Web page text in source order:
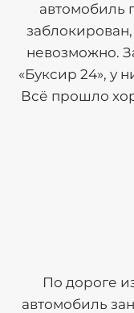
автомобиль
невозможно.
«Буксир 24», у
Всё прошло
По дороге
автомобиль